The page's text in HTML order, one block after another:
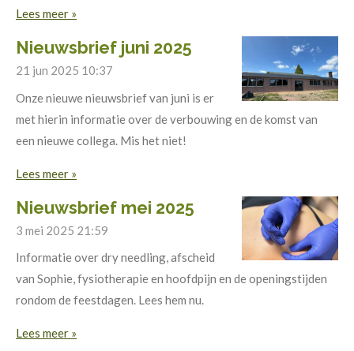
Lees meer »
Nieuwsbrief juni 2025
21 jun 2025 10:37
Onze nieuwe nieuwsbrief van juni is er
met hierin informatie over de verbouwing en de komst van
een nieuwe collega. Mis het niet!
Lees meer »
Nieuwsbrief mei 2025
3 mei 2025 21:59
Informatie over dry needling, afscheid
van Sophie, fysiotherapie en hoofdpijn en de openingstijden
rondom de feestdagen. Lees hem nu.
Lees meer »